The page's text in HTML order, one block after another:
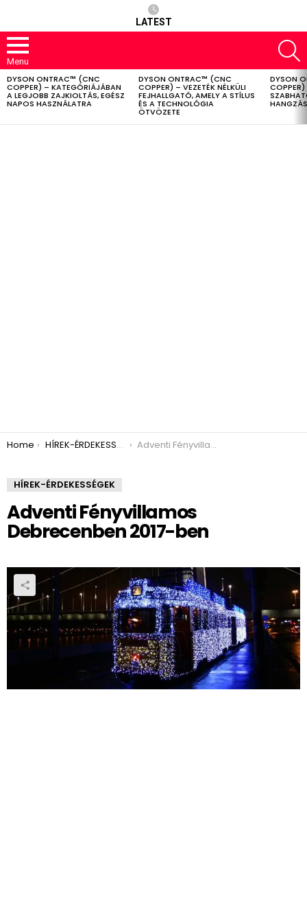
LATEST
Menu
LATEST
STORIES
DYSON ONTRAC™ (CNC
COPPER) – KATEGÓRIÁJÁBAN
A LEGJOBB ZAJKIOLTÁS, EGÉSZ
NAPOS HASZNÁLATRA
DYSON ONTRAC™ (CNC
COPPER) – VEZETÉK NÉLKÜLI
FEJHALLGATÓ, AMELY A STÍLUS
ÉS A TECHNOLÓGIA
ÖTVÖZETE
DYSON
COPPER)
You are here:
Home HÍREK-ÉRDEKESSÉGEK Adventi Fényvillamos Debrecenben 2017-ben
HÍREK-ÉRDEKESSÉGEK
Adventi Fényvillamos
Debrecenben 2017-ben